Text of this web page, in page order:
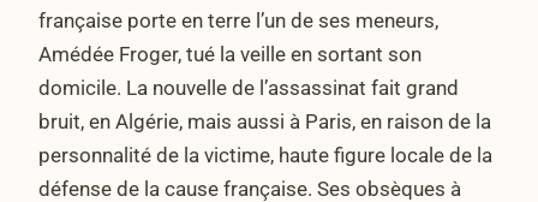
française porte en terre l’un de ses meneurs,
Amédée Froger, tué la veille en sortant son
domicile. La nouvelle de l’assassinat fait grand
bruit, en Algérie, mais aussi à Paris, en raison de la
personnalité de la victime, haute figure locale de la
défense de la cause française. Ses obsèques à